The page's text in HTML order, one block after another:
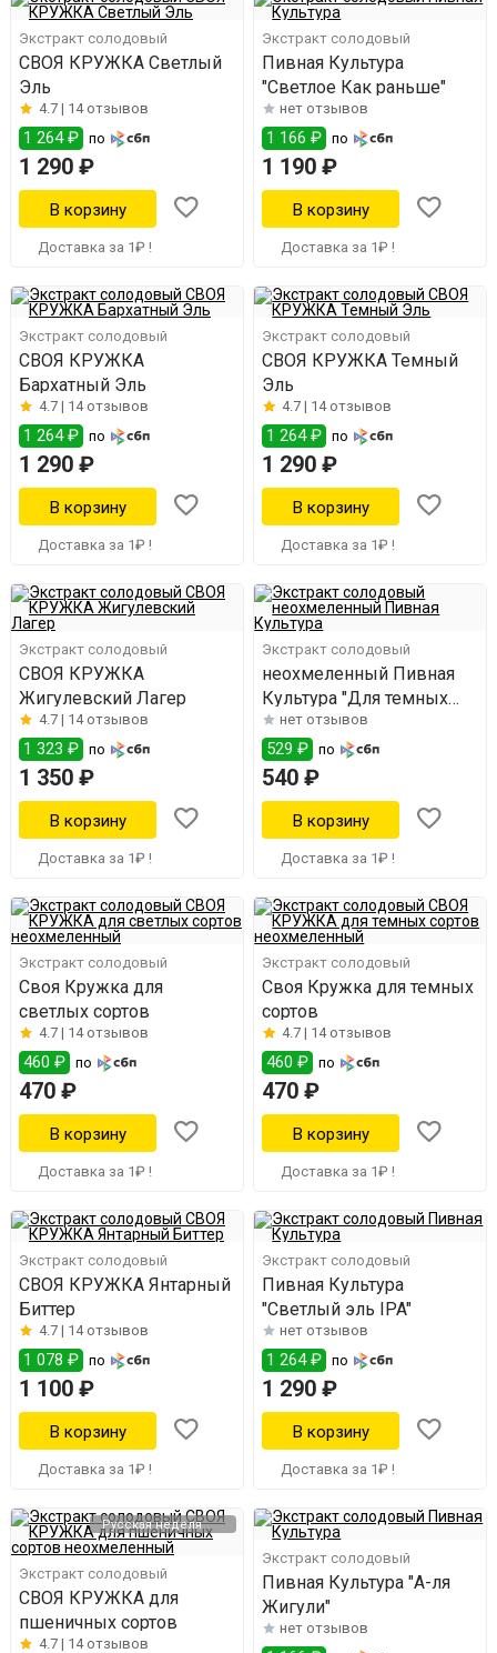
Экстракт солодовый
СВОЯ КРУЖКА Светлый
Эль
4.7 | 14 отзывов
1 264 ₽ по
1 290 ₽
Доставка за 1₽ !
Экстракт солодовый
Пивная Культура
"Светлое Как раньше"
нет отзывов
1 166 ₽ по
1 190 ₽
Доставка за 1₽ !
Экстракт солодовый
СВОЯ КРУЖКА
Бархатный Эль
4.7 | 14 отзывов
1 264 ₽ по
1 290 ₽
Доставка за 1₽ !
Экстракт солодовый
СВОЯ КРУЖКА Темный
Эль
4.7 | 14 отзывов
1 264 ₽ по
1 290 ₽
Доставка за 1₽ !
Экстракт солодовый
СВОЯ КРУЖКА
Жигулевский Лагер
4.7 | 14 отзывов
1 323 ₽ по
1 350 ₽
Доставка за 1₽ !
Экстракт солодовый
неохмеленный Пивная
Культура "Для темных
сортов"
нет отзывов
529 ₽ по
540 ₽
Доставка за 1₽ !
Экстракт солодовый
Своя Кружка для
светлых сортов
4.7 | 14 отзывов
460 ₽ по
470 ₽
Доставка за 1₽ !
Экстракт солодовый
Своя Кружка для темных
сортов
4.7 | 14 отзывов
460 ₽ по
470 ₽
Доставка за 1₽ !
Экстракт солодовый
СВОЯ КРУЖКА Янтарный
Биттер
4.7 | 14 отзывов
1 078 ₽ по
1 100 ₽
Доставка за 1₽ !
Экстракт солодовый
Пивная Культура
"Светлый эль IPA"
нет отзывов
1 264 ₽ по
1 290 ₽
Доставка за 1₽ !
Русская неделя
Экстракт солодовый
СВОЯ КРУЖКА для
пшеничных сортов
4.7 | 14 отзывов
Экстракт солодовый
Пивная Культура "А-ля
Жигули"
нет отзывов